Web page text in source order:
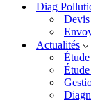
Diag
Actualités